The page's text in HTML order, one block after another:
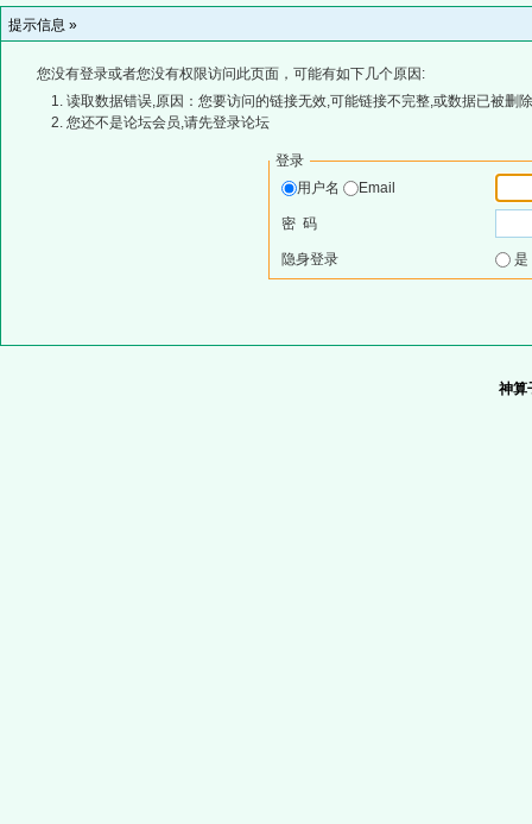
提示信息 »
您没有登录或者您没有权限访问此页面，可能有如下几个原因:
读取数据错误,原因：您要访问的链接无效,可能链接不完整,或数据已被删
您还不是论坛会员,请先登录论坛
登录
用户名
Email
密 码
隐身登录
神算